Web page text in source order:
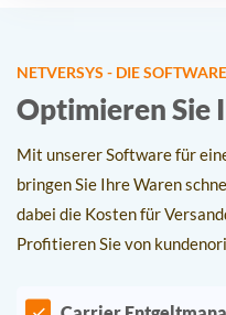
NETVERSYS - DIE
Optimieren Sie
Mit unserer Software für
bringen Sie Ihre Waren
dabei die Kosten für
Profitieren Sie von